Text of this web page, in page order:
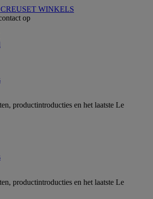
WINKELS
op
productintroducties en het laatste Le
productintroducties en het laatste Le